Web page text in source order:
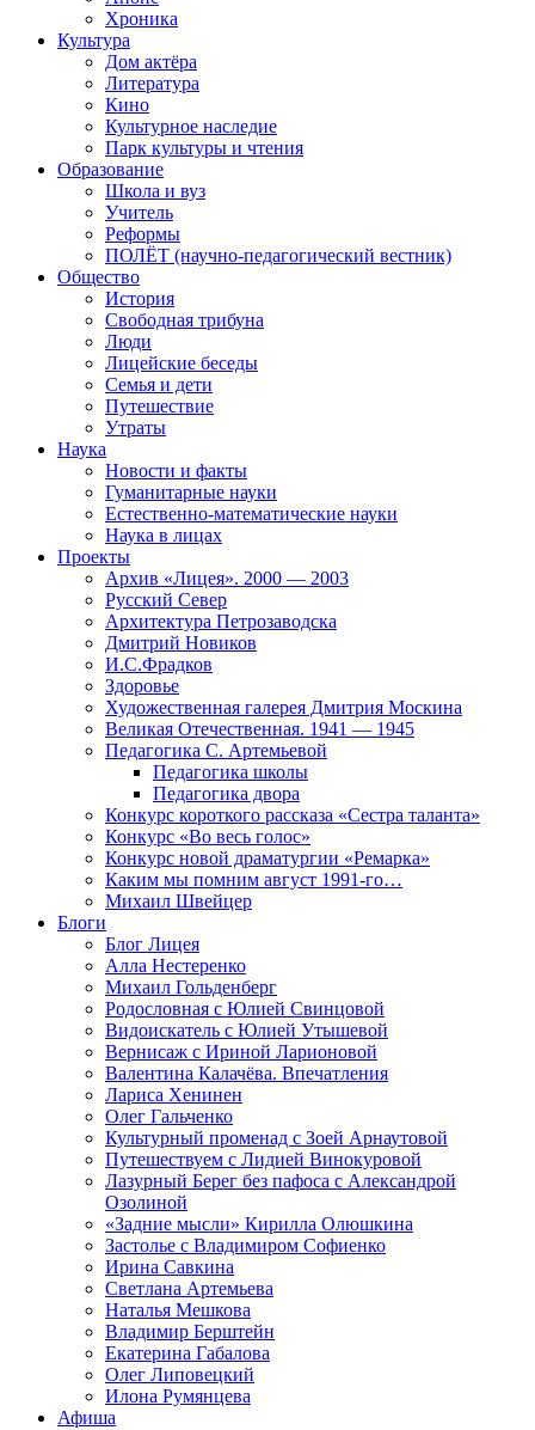
Хроника
Культура
Дом актёра
Литература
Кино
Культурное наследие
Парк культуры и чтения
Образование
Школа и вуз
Учитель
Реформы
ПОЛЁТ (научно-педагогический вестник)
Общество
История
Свободная трибуна
Люди
Лицейские беседы
Семья и дети
Путешествие
Утраты
Наука
Новости и факты
Гуманитарные науки
Естественно-математические науки
Наука в лицах
Проекты
Архив «Лицея». 2000 — 2003
Русский Север
Архитектура Петрозаводска
Дмитрий Новиков
И.С.Фрадков
Здоровье
Художественная галерея Дмитрия Москина
Великая Отечественная. 1941 — 1945
Педагогика С. Артемьевой
Педагогика школы
Педагогика двора
Конкурс короткого рассказа «Сестра таланта»
Конкурс «Во весь голос»
Конкурс новой драматургии «Ремарка»
Каким мы помним август 1991-го…
Михаил Швейцер
Блоги
Блог Лицея
Алла Нестеренко
Михаил Гольденберг
Родословная с Юлией Свинцовой
Видоискатель с Юлией Утышевой
Вернисаж с Ириной Ларионовой
Валентина Калачёва. Впечатления
Лариса Хенинен
Олег Гальченко
Культурный променад с Зоей Арнаутовой
Путешествуем с Лидией Винокуровой
Лазурный Берег без пафоса с Александрой
Озолиной
«Задние мысли» Кирилла Олюшкина
Застолье с Владимиром Софиенко
Ирина Савкина
Светлана Артемьева
Наталья Мешкова
Владимир Берштейн
Екатерина Габалова
Олег Липовецкий
Илона Румянцева
Афиша